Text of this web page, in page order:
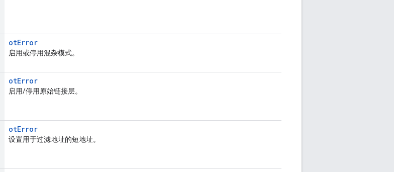
otError
启用或停用混杂模式。
otError
启用/停用原始链接层。
otError
设置用于过滤地址的短地址。